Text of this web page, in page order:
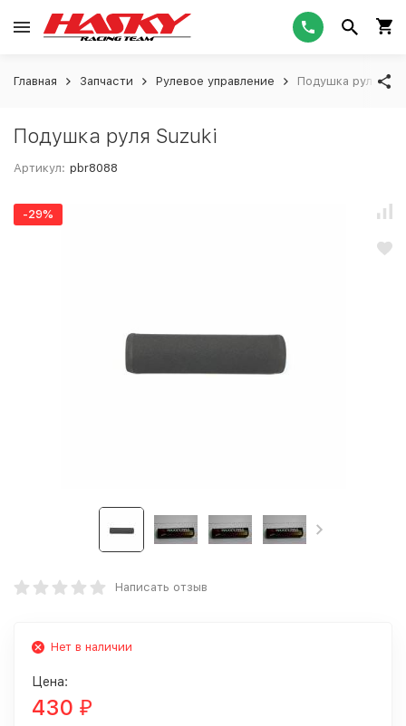
Главная Запчасти Рулевое управление Подушка руля
Подушка руля Suzuki
Артикул: pbr8088
-29%
Написать отзыв
Нет в наличии
Цена:
430 ₽